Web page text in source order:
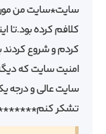
سایت*سایت من مورد
کلافم کرده بود.تا
کردم و شروع کردند
امنیت سایت که
سایت عالی و درجه
تشکر